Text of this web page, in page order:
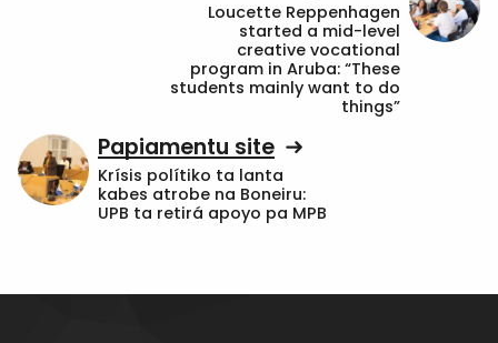
Loucette Reppenhagen
started a mid-level
creative vocational
program in Aruba: “These
students mainly want to do
things”
Papiamentu site
Krísis polítiko ta lanta
kabes atrobe na Boneiru:
UPB ta retirá apoyo pa MPB